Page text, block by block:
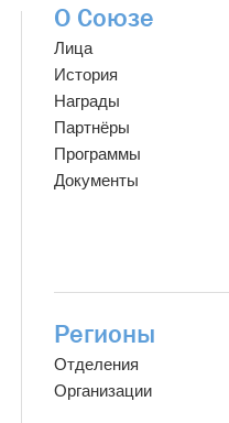
О Союзе
Лица
История
Награды
Партнёры
Программы
Документы
Регионы
Отделения
Организации